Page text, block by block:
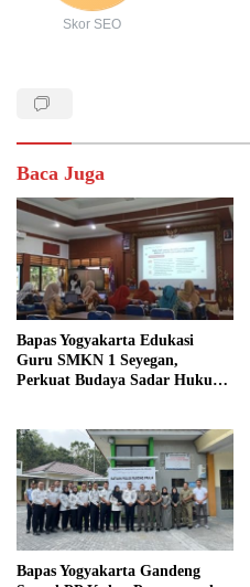
Skor SEO
Baca Juga
Bapas Yogyakarta Edukasi
Guru SMKN 1 Seyegan,
Perkuat Budaya Sadar Hukum
Bapas Yogyakarta Gandeng